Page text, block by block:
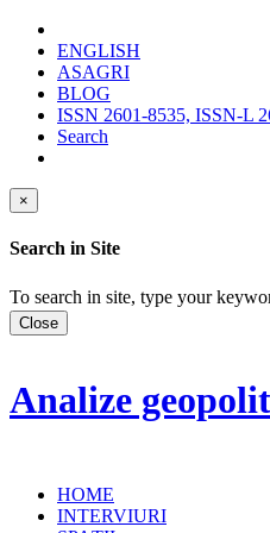
ENGLISH
ASAGRI
BLOG
ISSN 2601-8535, ISSN-L
Search
×
Search in Site
To search in site, type your
Close
Analize
HOME
INTERVIURI